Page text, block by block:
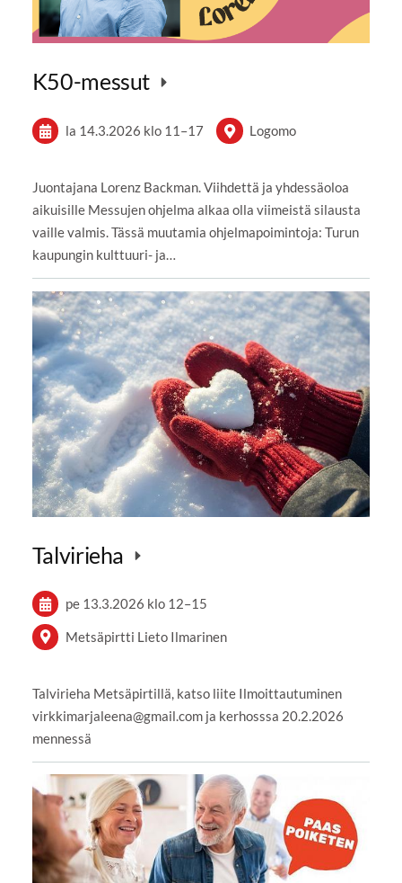
K50-messut
la 14.3.2026 klo 11 –17 Logomo
Juontajana Lorenz Backman. Viihdettä ja yhdessäoloa
aikuisille Messujen ohjelma alkaa olla viimeistä silausta
vaille valmis. Tässä muutamia ohjelmapoimintoja: Turun
kaupungin kulttuuri- ja…
Talvirieha
pe 13.3.2026 klo 12–15
Metsäpirtti Lieto Ilmarinen
Talvirieha Metsäpirtillä, katso liite Ilmoittautuminen
virkkimarjaleena@gmail.com ja kerhosssa 20.2.2026
mennessä